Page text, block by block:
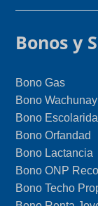
Bonos y
Bono Gas
Bono
Bono
Bono Orfandad
Bono Lactancia
Bono ONP
Bono Techo